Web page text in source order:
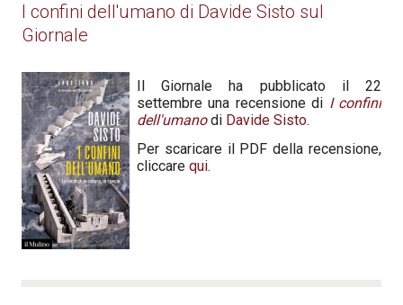
I confini dell'umano di Davide Sisto sul
Giornale
Il Giornale ha pubblicato il 22
settembre una recensione di I confini
dell'umano di Davide Sisto.
Per scaricare il PDF della recensione,
cliccare qui.